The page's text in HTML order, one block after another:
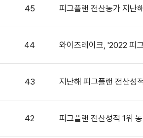
45 피그플랜 전산농가 지
44 와이즈레이크, '2022 피
43 지난해 피그플랜 전산성
42 피그플랜 전산성적 1위